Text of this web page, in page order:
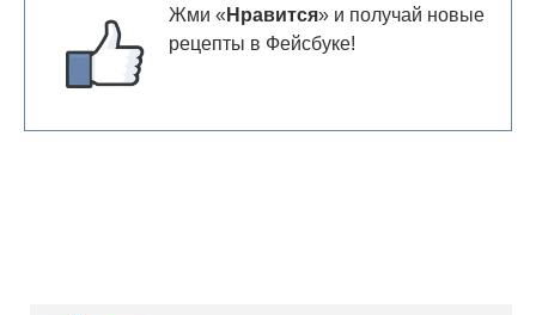
Жми « Нравится» и получай новые
рецепты в Фейсбуке!